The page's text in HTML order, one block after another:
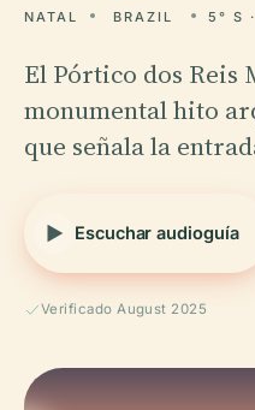
NATAL BRAZIL 5° S
El Pórtico dos Reis
monumental hito
que señala la
Escuchar audioguía
Verificado August 2025